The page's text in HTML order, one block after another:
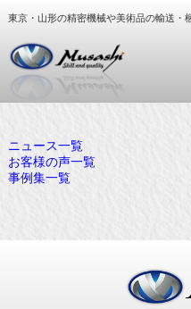
東京・山形の精密機械や美術品の輸送・
大型精密
ニュース一覧
お客様の声一覧
事例集一覧